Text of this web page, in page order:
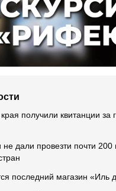
получили квитанции за
дали провезти почти 200
последний магазин «Иль